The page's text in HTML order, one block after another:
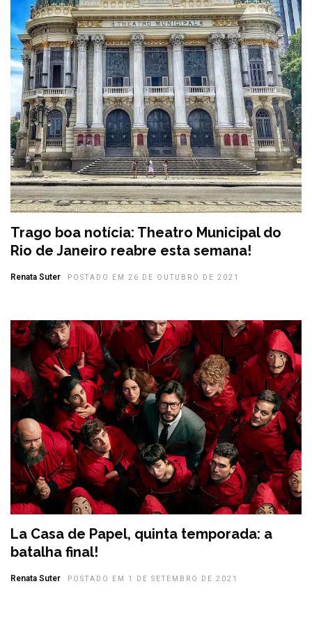
Trago boa notícia: Theatro Municipal do
Rio de Janeiro reabre esta semana!
Renata Suter POSTADO EM 26 DE OUTUBRO DE 2021
La Casa de Papel, quinta temporada: a
batalha final!
Renata Suter POSTADO EM 1 DE SETEMBRO DE 2021